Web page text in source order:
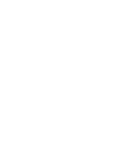
Welke waarde hebben
Hoewel zij niet tot de
kunnen ze wel helpen
beleven, als ze maar
blijven. Het leergezag
toekomt zulke privé-
beoordelen, kan er
beweren de definitieve
is, te overtreffen of te